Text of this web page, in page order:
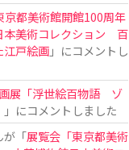
京都美術館開館100周年
美術コレクション 百
江戸絵画」にコメントし
展「浮世絵百物語 ゾ
」にコメントしました
が「展覧会「東京都美術